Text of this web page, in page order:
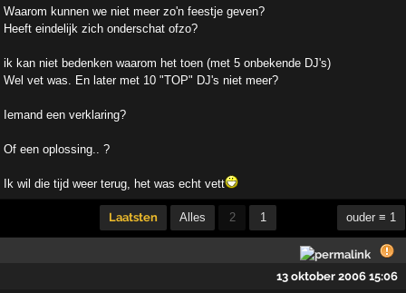
Waarom kunnen we niet meer zo'n feestje geven?
Heeft eindelijk zich onderschat ofzo?
ik kan niet bedenken waarom het toen (met 5 onbekende DJ's)
Wel vet was. En later met 10 "TOP" DJ's niet meer?
Iemand een verklaring?
Of een oplossing.. ?
Ik wil die tijd weer terug, het was echt vett
Laatsten Alles 2 1 ouder ≡ 1
13 oktober 2006 15:06